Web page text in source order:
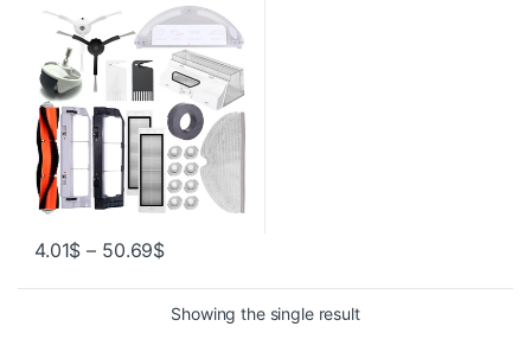
HEPA-фильтр Швабра
Боковая/ Основная щетка
Аксессуары
4.01$ – 50.69$
Showing the single result